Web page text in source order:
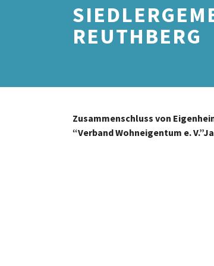
REUTHBERG
Zusammenschluss von
“Verband Wohneigentum e.